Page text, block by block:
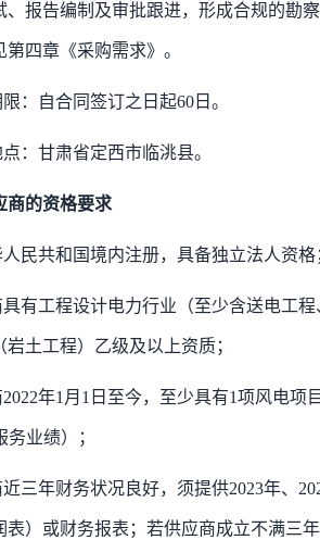
、报告编制及审批跟进，形成合规的勘
四章《采购需求》 。
：自合同签订之日起60日。
：甘肃省定西市临洮县。
商的资格要求
民共和国境内注册，具备独立法人资格
有工程设计电力行业（至少含送电工
岩土工程）乙级及以上资质；
2年1月1日至今， 至少具有1项风电项
业绩） ；
三年财务状况良好，须提供2023年、
表）或财务报表；若供应商成立不满三